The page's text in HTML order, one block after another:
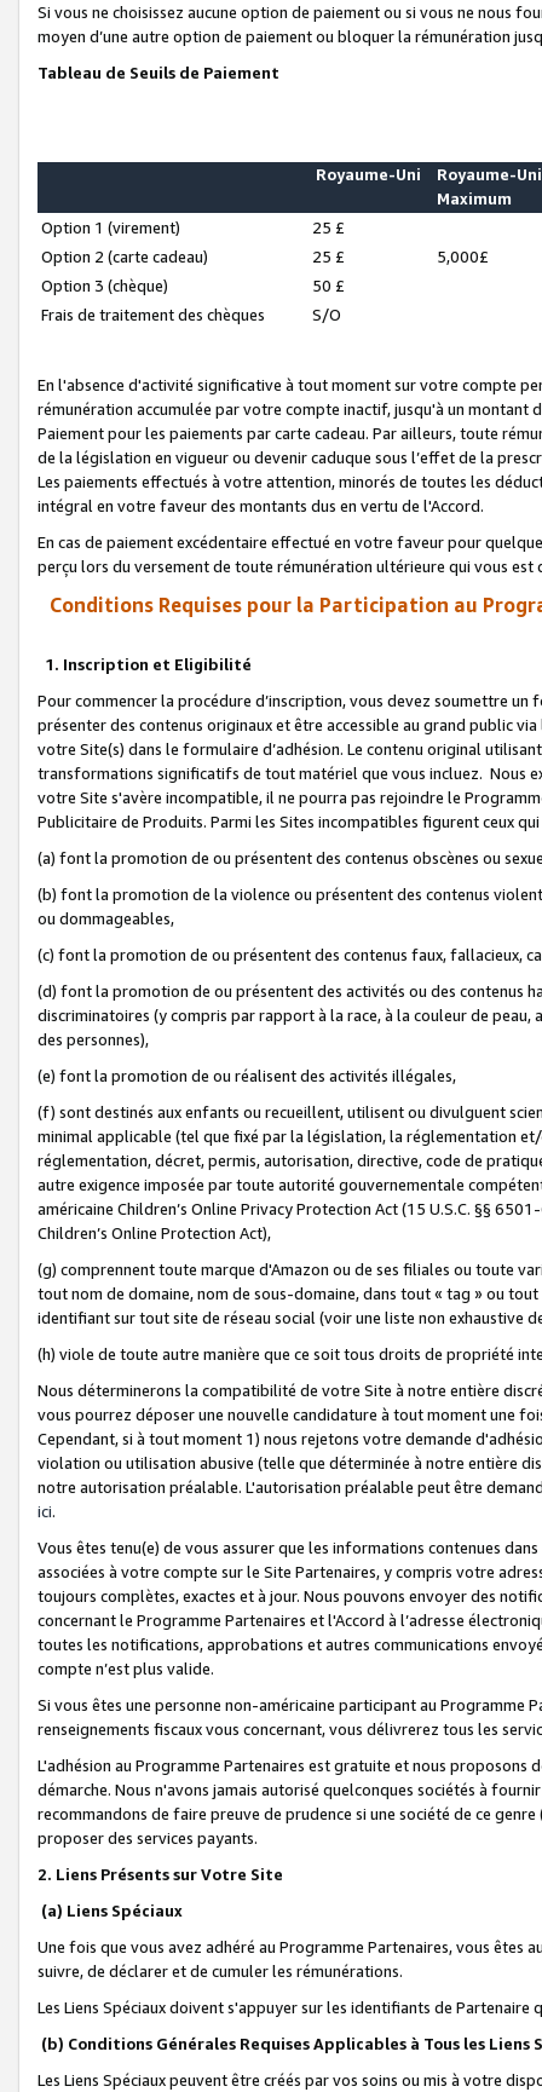
Si vous ne choisissez aucune option de paiement ou si vous ne nous
moyen d’une autre option de paiement ou bloquer la rémunération
Tableau de Seuils de Paiement
Royaume-Uni
Royaume-Uni
Maximum
Option 1 (virement)
25 £
Option 2 (carte cadeau)
25 £
5,000£
Option 3 (chèque)
50 £
Frais de traitement des chèques
S/O
En l'absence d'activité significative à tout moment sur votre compte
rémunération accumulée par votre compte inactif, jusqu'à un montant
Paiement pour les paiements par carte cadeau. Par ailleurs, toute
de la législation en vigueur ou devenir caduque sous l’effet de la
Les paiements effectués à votre attention, minorés de toutes les
intégral en votre faveur des montants dus en vertu de l'Accord.
En cas de paiement excédentaire effectué en votre faveur pour
perçu lors du versement de toute rémunération ultérieure qui vous est
Conditions Requises pour la Participation au
1. Inscription et Eligibilité
Pour commencer la procédure d’inscription, vous devez soumettre
présenter des contenus originaux et être accessible au grand public
votre Site(s) dans le formulaire d’adhésion. Le contenu original
transformations significatifs de tout matériel que vous incluez. Nous
votre Site s'avère incompatible, il ne pourra pas rejoindre le
Publicitaire de Produits. Parmi les Sites incompatibles figurent ceux
(a) font la promotion de ou présentent des contenus obscènes ou
(b) font la promotion de la violence ou présentent des contenus
ou dommageables,
(c) font la promotion de ou présentent des contenus faux, fallacieux,
(d) font la promotion de ou présentent des activités ou des contenus
discriminatoires (y compris par rapport à la race, à la couleur de
des personnes),
(e) font la promotion de ou réalisent des activités illégales,
(f) sont destinés aux enfants ou recueillent, utilisent ou divulguent
minimal applicable (tel que fixé par la législation, la réglementation
réglementation, décret, permis, autorisation, directive, code de
autre exigence imposée par toute autorité gouvernementale
américaine Children’s Online Privacy Protection Act (15 U.S.C. §§
Children’s Online Protection Act),
(g) comprennent toute marque d'Amazon ou de ses filiales ou toute
tout nom de domaine, nom de sous-domaine, dans tout « tag » ou
identifiant sur tout site de réseau social (voir une liste non exhaustive
(h) viole de toute autre manière que ce soit tous droits de propriété
Nous déterminerons la compatibilité de votre Site à notre entière
vous pourrez déposer une nouvelle candidature à tout moment une
Cependant, si à tout moment 1) nous rejetons votre demande
violation ou utilisation abusive (telle que déterminée à notre entière
notre autorisation préalable. L'autorisation préalable peut être
ici.
Vous êtes tenu(e) de vous assurer que les informations contenues
associées à votre compte sur le Site Partenaires, y compris votre
toujours complètes, exactes et à jour. Nous pouvons envoyer des
concernant le Programme Partenaires et l'Accord à l’adresse
toutes les notifications, approbations et autres communications
compte n’est plus valide.
Si vous êtes une personne non-américaine participant au
renseignements fiscaux vous concernant, vous délivrerez tous les
L'adhésion au Programme Partenaires est gratuite et nous proposons
démarche. Nous n'avons jamais autorisé quelconques sociétés à
recommandons de faire preuve de prudence si une société de ce
proposer des services payants.
2. Liens Présents sur Votre Site
(a) Liens Spéciaux
Une fois que vous avez adhéré au Programme Partenaires, vous êtes
suivre, de déclarer et de cumuler les rémunérations.
Les Liens Spéciaux doivent s'appuyer sur les identifiants de Partenaire
(b) Conditions Générales Requises Applicables à Tous les Liens
Les Liens Spéciaux peuvent être créés par vos soins ou mis à votre